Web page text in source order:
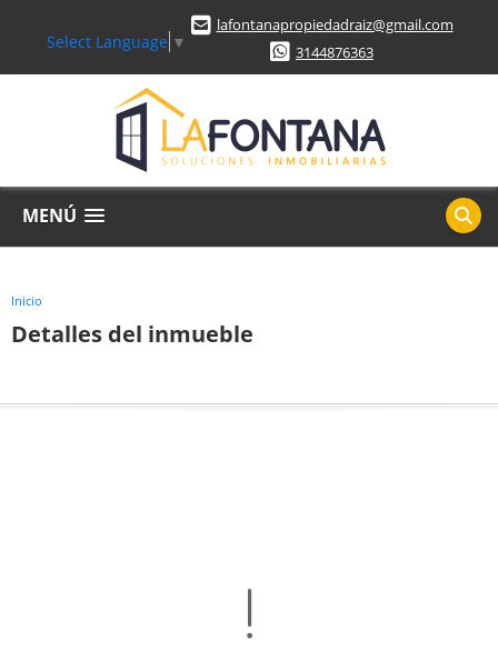
Select Language ▼
lafontanapropiedadraiz@gmail.com
3144876363
MENÚ
Inicio
Detalles del inmueble